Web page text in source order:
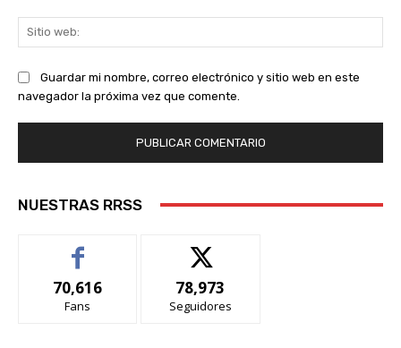
Guardar mi nombre, correo electrónico y sitio web en este
navegador la próxima vez que comente.
NUESTRAS RRSS
70,616
Fans
78,973
Seguidores